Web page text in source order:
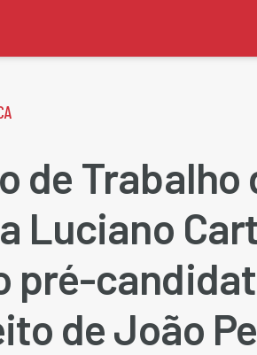
de Trabalho
Luciano
pré-
de João